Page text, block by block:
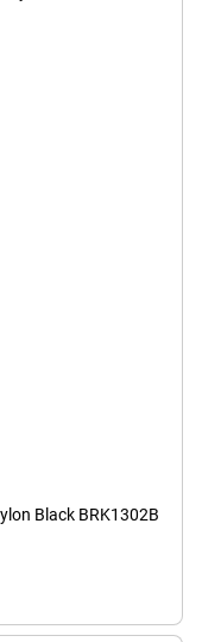
Black BRK1302B